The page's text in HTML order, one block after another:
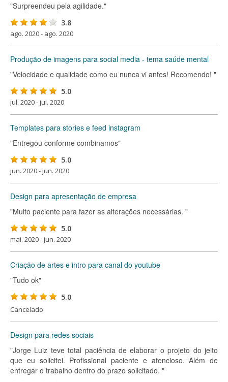
"Surpreendeu pela agilidade."
3.8
ago. 2020 - ago. 2020
Produção de imagens para social media - tema saúde mental
"Velocidade e qualidade como eu nunca vi antes! Recomendo! "
5.0
jul. 2020 - jul. 2020
Templates para stories e feed instagram
"Entregou conforme combinamos"
5.0
jun. 2020 - jun. 2020
Design para apresentação de empresa
"Muito paciente para fazer as alterações necessárias. "
5.0
mai. 2020 - jun. 2020
Criação de artes e intro para canal do youtube
"Tudo ok"
5.0
Cancelado
Design para redes sociais
"Jorge Luiz teve total paciência de elaborar o projeto do jeito
que eu solicitei. Profissional paciente e atencioso. Além de
entregar o trabalho dentro do prazo solicitado. "